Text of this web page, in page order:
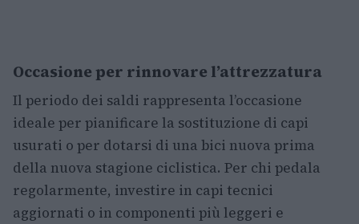
Occasione per rinnovare l’attrezzatura
Il periodo dei saldi rappresenta l’occasione
ideale per pianificare la sostituzione di capi
usurati o per dotarsi di una bici nuova prima
della nuova stagione ciclistica. Per chi pedala
regolarmente, investire in capi tecnici
aggiornati o in componenti più leggeri e